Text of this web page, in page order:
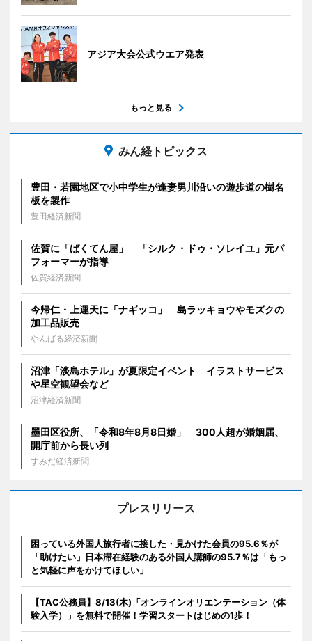
アジア大会公式ウエア発表
もっと見る
みん経トピックス
豊田・若園地区で小中学生が逢妻男川沿いの遊歩道の樹名
板を製作
豊田経済新聞
佐賀に「ばくてん屋」 「シルク・ドゥ・ソレイユ」元パ
フォーマーが指導
佐賀経済新聞
今帰仁・上運天に「ナギッコ」 島ラッキョウやモズクの
加工品販売
やんばる経済新聞
沼津「淡島ホテル」が夏限定イベント イラストサービス
や星空観望会など
沼津経済新聞
墨田区役所、「令和8年8月8日婚」 300人超が婚姻届、
開庁前から長い列
すみだ経済新聞
プレスリリース
困っている外国人旅行者に接した・見かけた会員の95.6％が
「助けたい」日本滞在経験のある外国人講師の95.7％は「もっ
と気軽に声をかけてほしい」
【TAC公務員】8/13(木)「オンラインオリエンテーション（体
験入学）」を無料で開催！学習スタートはじめの1歩！